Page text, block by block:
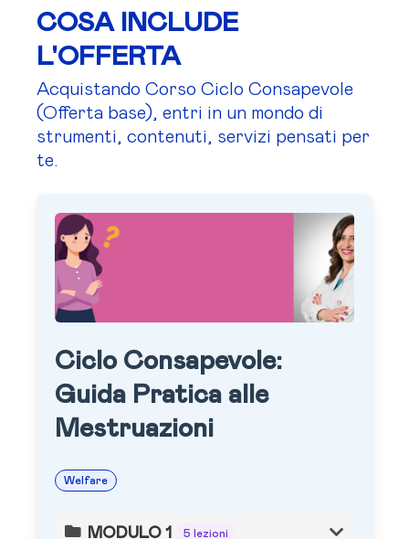
COSA INCLUDE
L'OFFERTA
Acquistando Corso Ciclo Consapevole
(Offerta base), entri in un mondo di
strumenti, contenuti, servizi pensati per
te.
Ciclo Consapevole:
Guida Pratica alle
Mestruazioni
Welfare
MODULO 1 5 lezioni